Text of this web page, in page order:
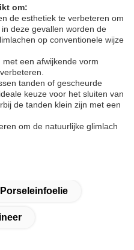
om:
de esthetiek te verbeteren om
deze gevallen worden de
op conventionele wijze
een afwijkende vorm
tanden of gescheurde
keuze voor het sluiten van
de tanden klein zijn met een
om de natuurlijke glimlach